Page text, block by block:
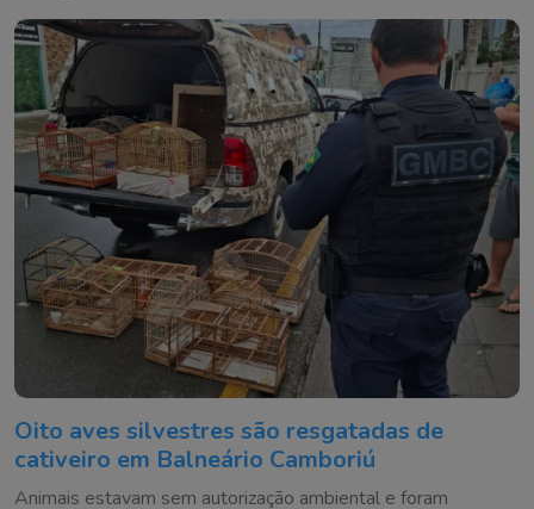
Oito aves silvestres são resgatadas de
cativeiro em Balneário Camboriú
Animais estavam sem autorização ambiental e foram